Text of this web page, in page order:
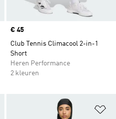
Price
€ 45
Club Tennis Climacool 2-in-1
Short
Heren Performance
2 kleuren
Op verlanglijst zetten